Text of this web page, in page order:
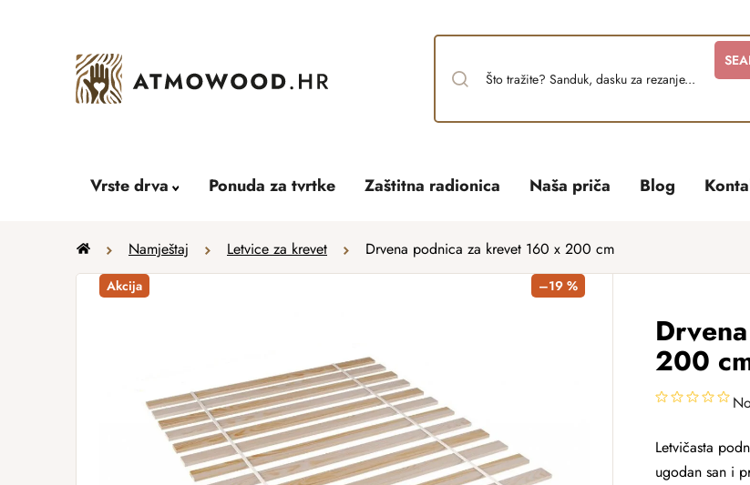
Vrste drva Ponuda za tvrtke Zaštitna radionica Naša priča Blog
Home Namještaj Letvice za krevet Drvena podnica za krevet 160 x 200 cm
200
Letvičasta
ugodan san i
Akcija –19 %